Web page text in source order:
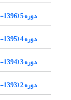
دوره 5 (1396-97)
دوره 4 (1395-96)
دوره 3 (1394-95)
دوره 2 (1393-94)